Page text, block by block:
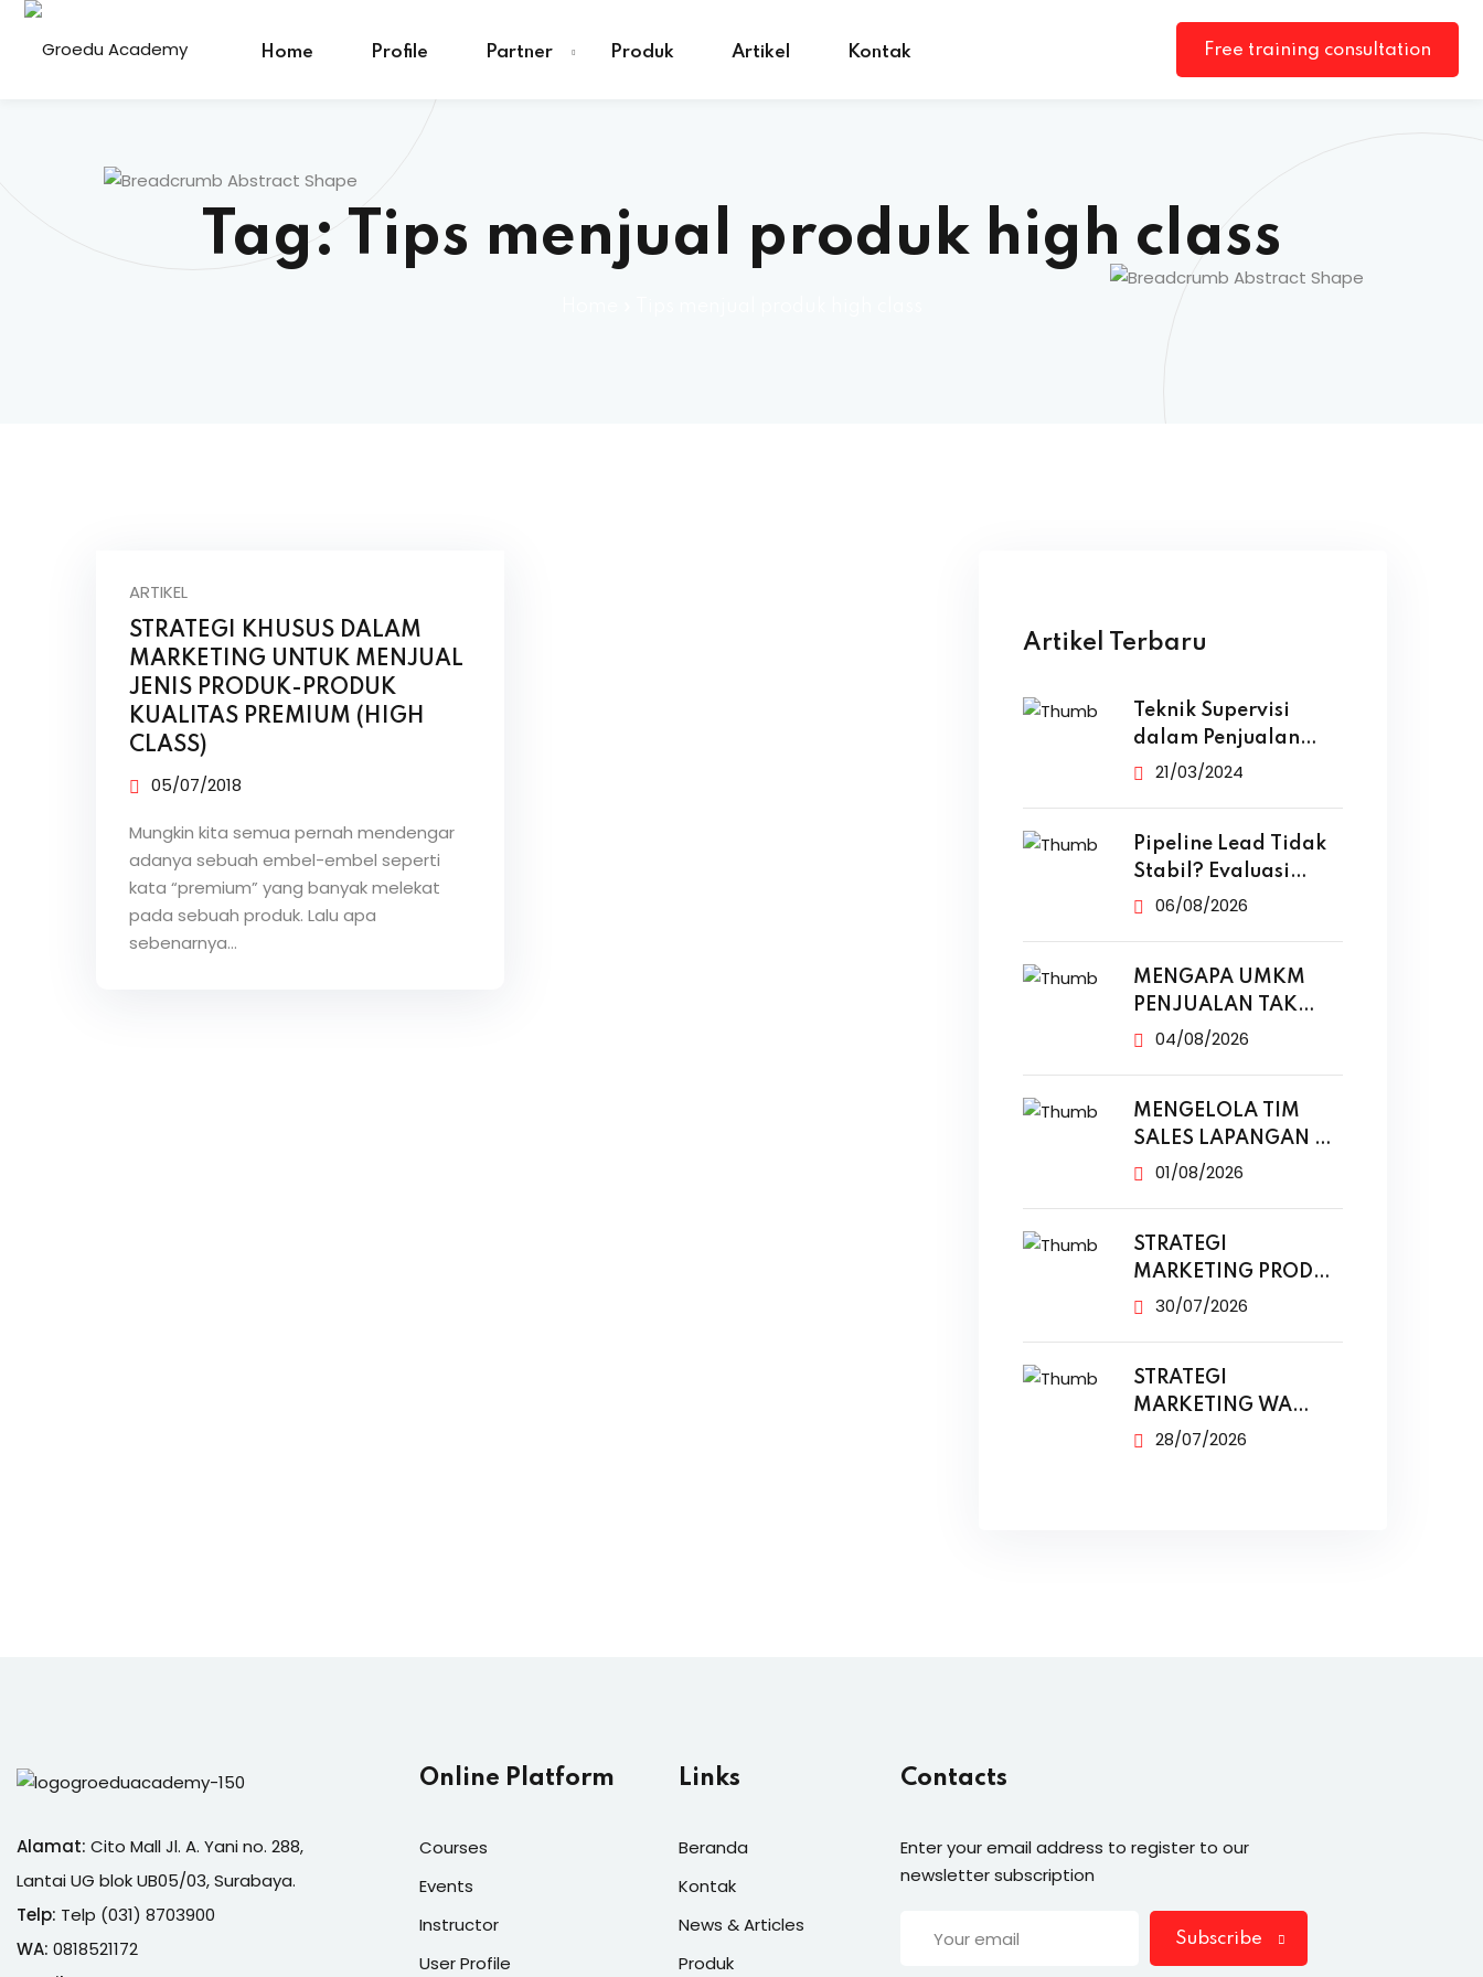
Home Profile Partner Produk Artikel Kontak Free training consultation
Tag: Tips menjual produk high class
ARTIKEL
STRATEGI KHUSUS DALAM
MARKETING UNTUK MENJUAL
JENIS PRODUK-PRODUK
KUALITAS PREMIUM (HIGH
CLASS)
05/07/2018
Mungkin kita semua pernah mendengar
adanya sebuah embel-embel seperti
kata “premium” yang banyak melekat
pada sebuah produk. Lalu apa
sebenarnya…
Artikel Terbaru
Teknik Supervisi
dalam Penjualan
yang Efektif
21/03/2024
Pipeline Lead Tidak
Stabil? Evaluasi
Funnel Marketing
06/08/2026
MENGAPA UMKM
PENJUALAN TAK
NAIK MESKI SUDAH
04/08/2026
MENGELOLA TIM
SALES LAPANGAN DI
ERA DIGITAL
01/08/2026
STRATEGI
MARKETING PRODUK
MODAL KECIL TANPA
30/07/2026
STRATEGI
MARKETING WA
BUSINESS UNTUK
28/07/2026
Alamat: Cito Mall Jl. A. Yani no. 288,
Lantai UG blok UB05/03, Surabaya.
Telp: Telp (031) 8703900
WA: 0818521172
Online Platform
Courses
Events
Instructor
User Profile
Links
Beranda
Kontak
News & Articles
Produk
Contacts
Enter your email address to register to our
newsletter subscription
Subscribe